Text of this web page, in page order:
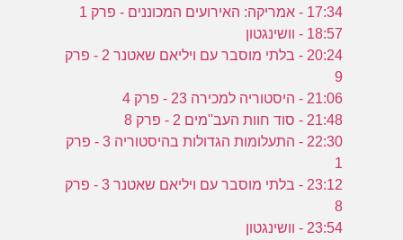
17:34 - אמריקה: האירועים המכוננים - פרק 1
18:57 - וושינגטון
20:24 - בלתי מוסבר עם ויליאם שאטנר 2 - פרק
9
21:06 - היסטוריה למכירה 23 - פרק 4
21:48 - סוד חוות העב''מים 2 - פרק 8
22:30 - התעלומות הגדולות בהיסטוריה 3 - פרק
1
23:12 - בלתי מוסבר עם ויליאם שאטנר 3 - פרק
8
23:54 - וושינגטון